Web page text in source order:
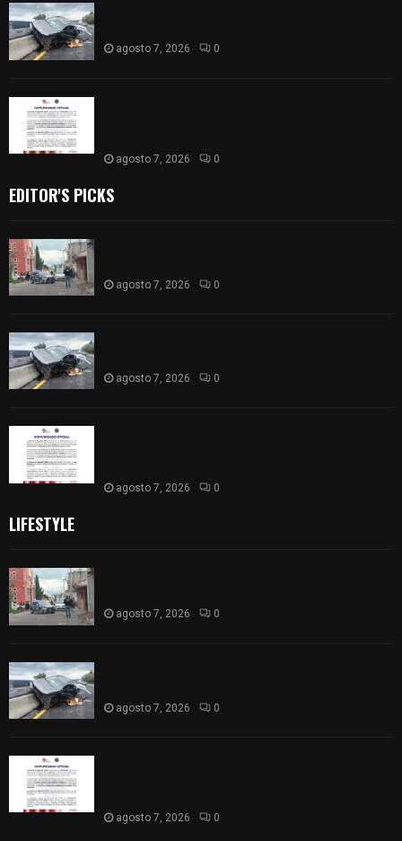
agosto 7, 2026 0
agosto 7, 2026 0
EDITOR'S PICKS
agosto 7, 2026 0
agosto 7, 2026 0
agosto 7, 2026 0
LIFESTYLE
agosto 7, 2026 0
agosto 7, 2026 0
agosto 7, 2026 0